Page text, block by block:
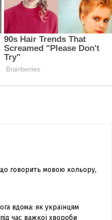
що говорить мовою кольору,
вдома: як українцям
час важкої хвороби